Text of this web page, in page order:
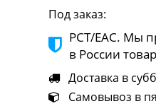
Под заказ:
РСТ/ЕАС. Мы
в России
Доставка в
Самовывоз в